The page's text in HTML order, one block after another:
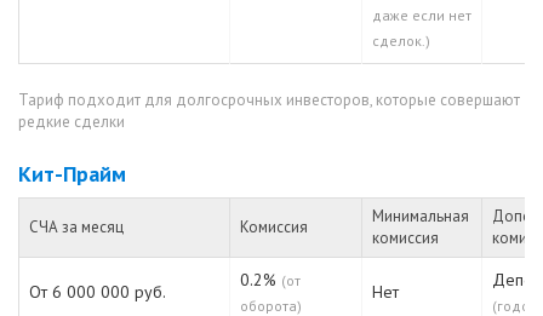
даже если нет
сделок.)
Тариф подходит для долгосрочных инвесторов, которые совершают
редкие сделки
Кит-Прайм
СЧА за месяц Комиссия
Минимальная
комиссия
От 6 000 000 руб.
0.2% (от
оборота)
Нет
Депо: